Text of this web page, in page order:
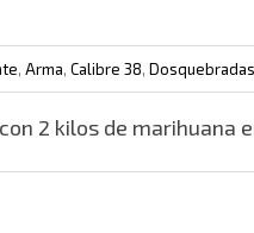
, Arma, Calibre 38, Dosquebradas
2 kilos de marihuana